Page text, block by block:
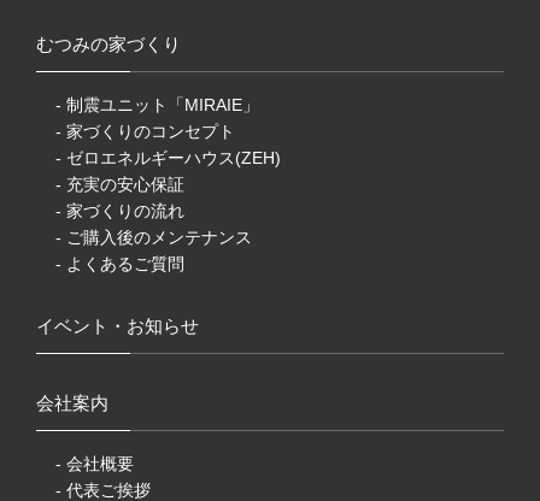
むつみの家づくり
- 制震ユニット「MIRAIE」
- 家づくりのコンセプト
- ゼロエネルギーハウス(ZEH)
- 充実の安心保証
- 家づくりの流れ
- ご購入後のメンテナンス
- よくあるご質問
イベント・お知らせ
会社案内
- 会社概要
- 代表ご挨拶